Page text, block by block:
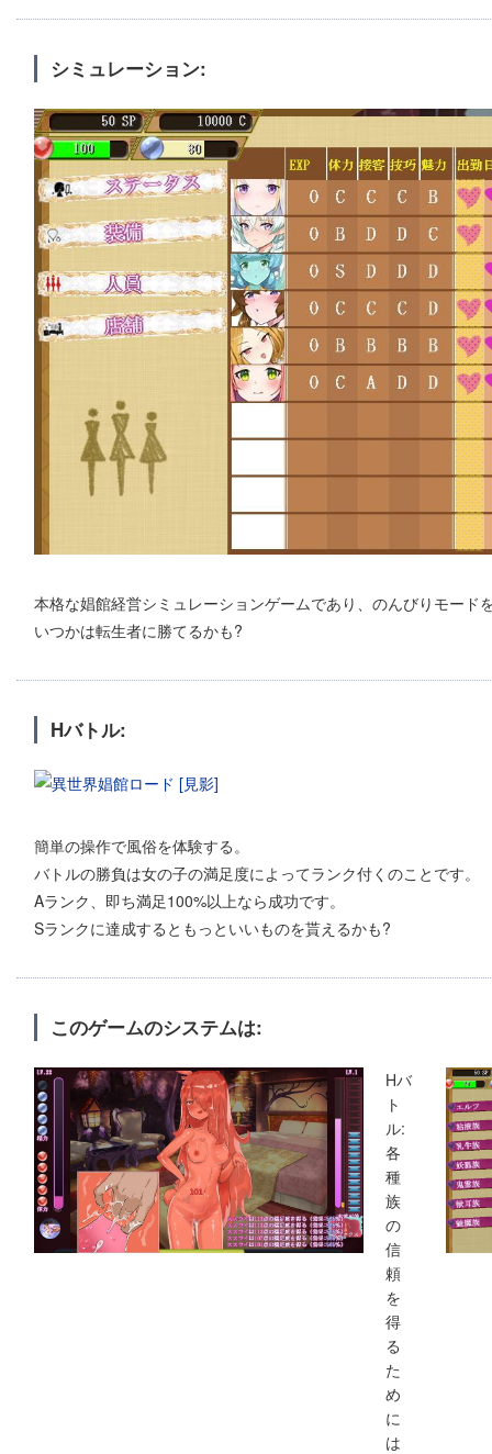
シミュレーション:
本格な娼館経営シミュレーションゲームであり、のんびりモード
いつかは転生者に勝てるかも?
Hバトル:
簡単の操作で風俗を体験する。
バトルの勝負は女の子の満足度によってランク付くのことです。
Aランク、即ち満足100%以上なら成功です。
Sランクに達成するともっといいものを貰えるかも?
このゲームのシステムは:
Hバ
ト
ル:
各
種
族
の
信
頼
を
得
る
た
め
に
は